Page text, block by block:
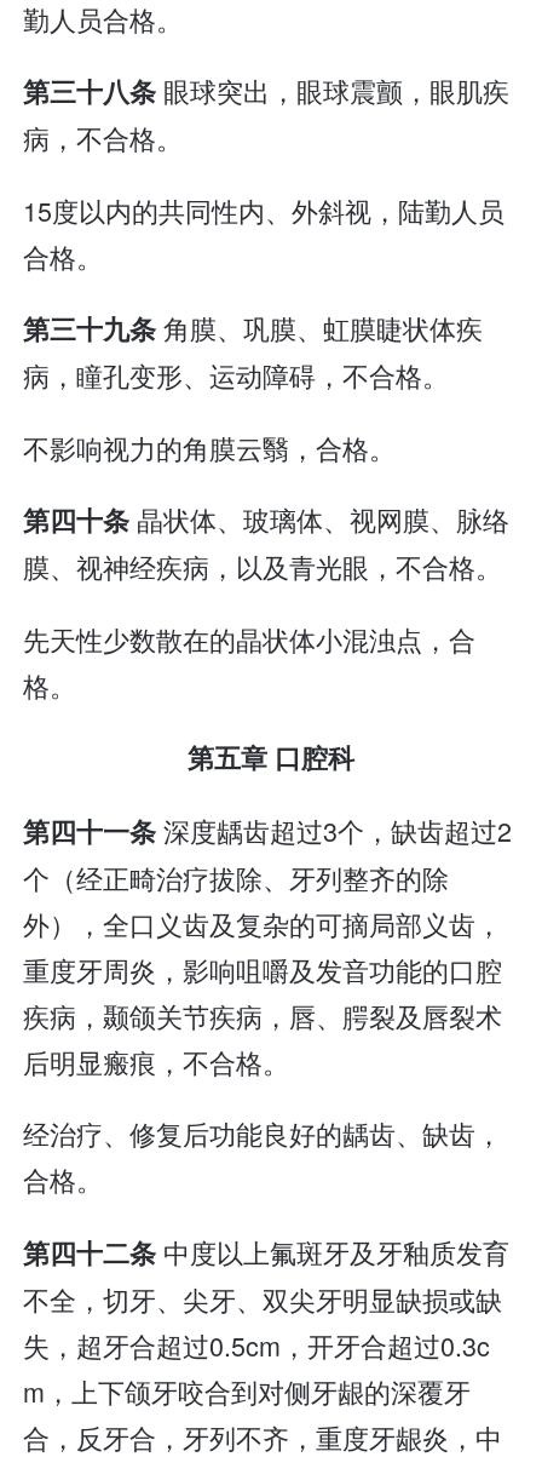
勤人员合格。
第三十八条 眼球突出，眼球震颤，眼肌疾
病，不合格。
15度以内的共同性内、外斜视，陆勤人员
合格。
第三十九条角膜、巩膜、虹膜睫状体疾
病，瞳孔变形、运动障碍，不合格。
不影响视力的角膜云翳，合格。
第四十条 晶状体、玻璃体、视网膜、脉络
膜、视神经疾病，以及青光眼，不合格。
先天性少数散在的晶状体小混浊点，合
格。
第五章 口腔科
第四十一条深度龋齿超过3个，缺齿超过2
个（经正畸治疗拔除、牙列整齐的除
外），全口义齿及复杂的可摘局部义齿，
重度牙周炎，影响咀嚼及发音功能的口腔
疾病，颞颌关节疾病，唇、腭裂及唇裂术
后明显瘢痕，不合格。
经治疗、修复后功能良好的龋齿、缺齿，
合格。
第四十二条 中度以上氟斑牙及牙釉质发育
不全，切牙、尖牙、双尖牙明显缺损或缺
失，超牙合超过0.5cm，开牙合超过0.3c
m，上下颌牙咬合到对侧牙龈的深覆牙
合，反牙合，牙列不齐，重度牙龈炎，中